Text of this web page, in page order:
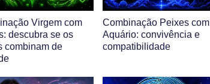
Virgem com
descubra se os
combinam de
Combinação Peixes com
Aquário: convivência e
compatibilidade